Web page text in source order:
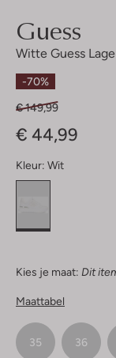
Guess
Witte Guess
-70%
€ 149,99
€ 44,99
Kleur: Wit
Kies je maat: Dit
Maattabel
35 36